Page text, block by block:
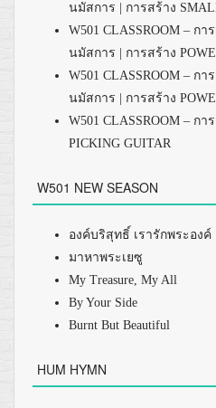
นมัสการ | การสร้าง
W501 CLASSROOM – ก
นมัสการ | การสร้าง
W501 CLASSROOM – ก
นมัสการ | การสร้าง
W501 CLASSROOM – ก
PICKING GUITAR
W501 NEW SEASON
องค์บริสุทธิ์ เรารักพระองค์
มาหาพระเยซู
My Treasure, My All
By Your Side
Burnt But Beautiful
HUM HYMN